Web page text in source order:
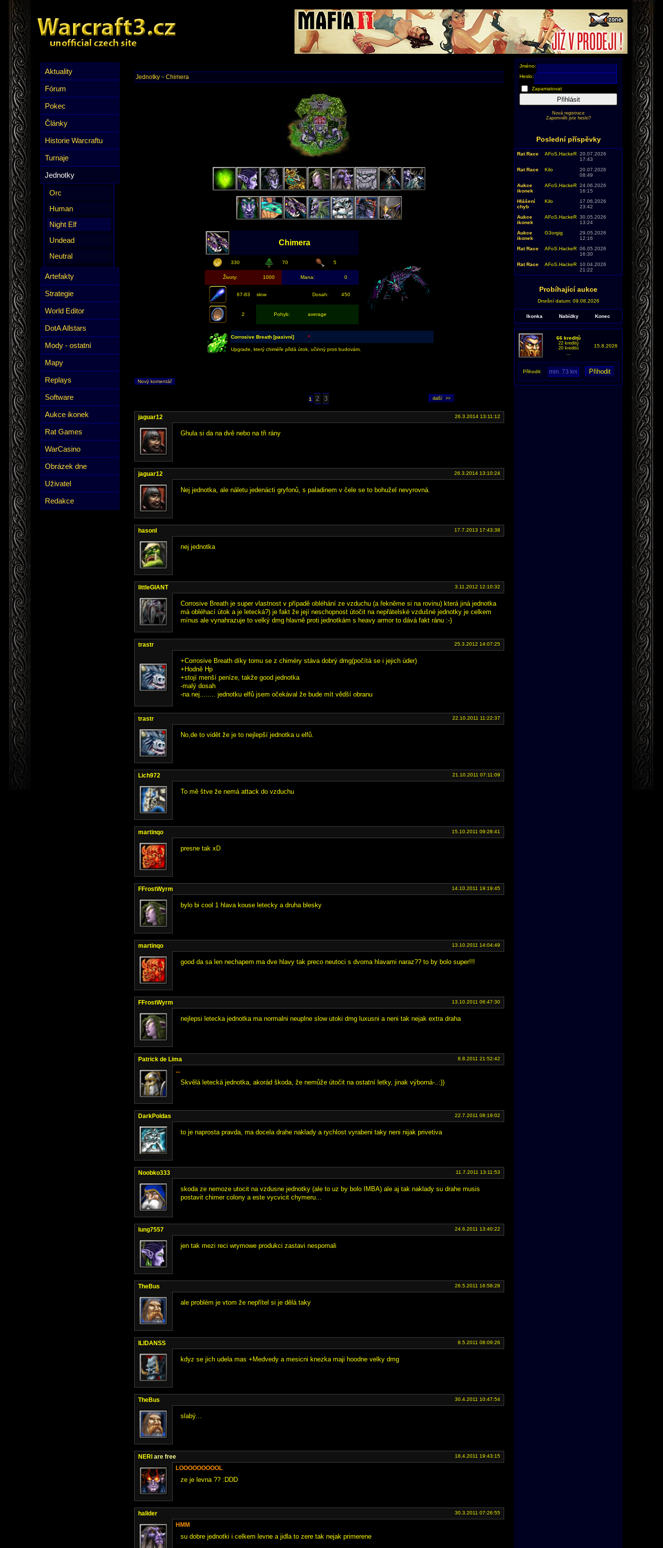
Aktuality
Fórum
Pokec
Články
Historie Warcraftu
Turnaje
Jednotky
Orc
Human
Night Elf
Undead
Neutral
Artefakty
Strategie
World Editor
DotA Allstars
Mody - ostatní
Mapy
Replays
Software
Aukce ikonek
Rat Games
WarCasino
Obrázek dne
Uživatel
Redakce
Jednotky ~ Chimera
Chimera
330 70 5
Životy: 1000 Mana: 0
67-83 slow Dosah: 450
2 Pohyb: average
Corrosive Breath [pasivní] *
Upgrade, který chiméře přidá útok, učinný proti budovám.
Nový komentář
1 2 3
jaguar12 26.3.2014 13:11:12
Ghula si da na dvě nebo na tři rány
jaguar12 26.3.2014 13:10:24
Nej jednotka, ale náletu jedenácti gryfonů, s paladinem v čele se to bohužel nevyrovná.
hasonl 17.7.2013 17:43:38
nej jednotka
littleGIANT 3.11.2012 12:10:32
Corrosive Breath je super vlastnost v případě obléhání ze vzduchu (a řekněme si na rovinu) která jiná jednotka
má obléhací útok a je letecká?) je fakt že její neschopnost útočit na nepřátelské vzdušné jednotky je celkem
mínus ale vynahrazuje to velký dmg hlavně proti jednotkám s heavy armor to dává fakt ránu :-)
trastr 25.3.2012 14:07:25
+Corrosive Breath díky tomu se z chiméry stáva dobrý dmg(počítá se i jejich úder)
+Hodně Hp
+stojí menší peníze, takže good jednotka
-malý dosah
-na nej........ jednotku elfů jsem očekával že bude mít vědší obranu
trastr 22.10.2011 11:22:37
No,de to vidět že je to nejlepší jednotka u elfů.
Lich972 21.10.2011 07:11:09
To mě štve že nemá attack do vzduchu
martinqo 15.10.2011 09:28:41
presne tak xD
FFrostWyrm 14.10.2011 19:19:45
bylo bi cool 1 hlava kouse letecky a druha blesky
martinqo 13.10.2011 14:04:49
good da sa len nechapem ma dve hlavy tak preco neutoci s dvoma hlavami naraz?? to by bolo super!!!
FFrostWyrm 13.10.2011 06:47:30
nejlepsi letecka jednotka ma normalni neuplne slow utoki dmg luxusni a neni tak nejak extra draha
Patrick de Lima 8.8.2011 21:52:42
...
Skvělá letecká jednotka, akorád škoda, že nemůže útočit na ostatní letky, jinak výborná-..:))
DarkPoldas 22.7.2011 08:19:02
to je naprosta pravda, ma docela drahe naklady a rychlost vyrabeni taky neni nijak privetiva
Noobko333 11.7.2011 13:11:53
skoda ze nemoze utocit na vzdusne jednotky (ale to uz by bolo IMBA) ale aj tak naklady su drahe musis
postavit chimer colony a este vycvicit chymeru...
lung7557 24.6.2011 13:40:22
jen tak mezi reci wrymowe produkci zastavi nespomali
TheBus 26.5.2011 16:58:28
ale problém je vtom že nepřítel si je dělá taky
ILIDANSS 8.5.2011 08:09:26
kdyz se jich udela mas +Medvedy a mesicni knezka maji hoodne velky dmg
TheBus 30.4.2011 10:47:54
slabý...
NERI are free 18.4.2011 19:43:15
LOOOOOOOOOL
ze je levna ?? :DDD
halider 30.3.2011 07:26:55
HMM
su dobre jednotki i celkem levne a jidla to zere tak nejak primerene
Jméno:
Heslo:
Zapamatovat
Přihlásit
Nová registrace
Zapomněli jste heslo?
Poslední příspěvky
Rat Race AFoS.HackeR 20.07.2026
17:43
Rat Race
Kilo
20.07.2026
08:49
Aukce
ikonek
AFoS.HackeR 24.06.2026
16:15
Hlášení
chyb
Kilo
17.06.2026
23:42
Aukce
ikonek
AFoS.HackeR 30.05.2026
13:24
Aukce
ikonek
G3orgig
29.05.2026
12:16
Rat Race
AFoS.HackeR 06.05.2026
16:30
Rat Race
AFoS.HackeR
10.04.2026
21:22
Probíhající aukce
Dnešní datum: 09.08.2026
Ikonka Nabídky Konec
66 kreditů
22 kreditů
20 kreditů
15.8.2026
Přihodit: